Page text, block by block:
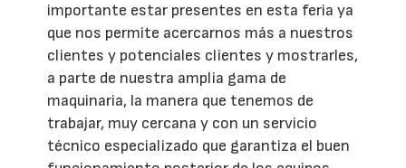
importante estar presentes en esta feria ya
que nos permite acercarnos más a nuestros
clientes y potenciales clientes y mostrarles,
a parte de nuestra amplia gama de
maquinaria, la manera que tenemos de
trabajar, muy cercana y con un servicio
técnico especializado que garantiza el buen